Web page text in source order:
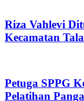
Riza Vahlevi
Kecamatan
Petuga SPPG
Pelatihan